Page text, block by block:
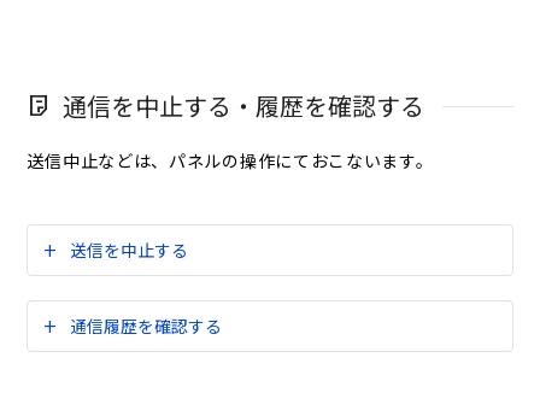
通信を中止する・履歴を確認する
送信中止などは、パネルの操作にておこないます。
送信を中止する
通信履歴を確認する